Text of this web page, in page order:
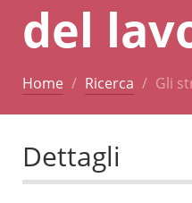
del
Home Ricerca Gli
Dettagli